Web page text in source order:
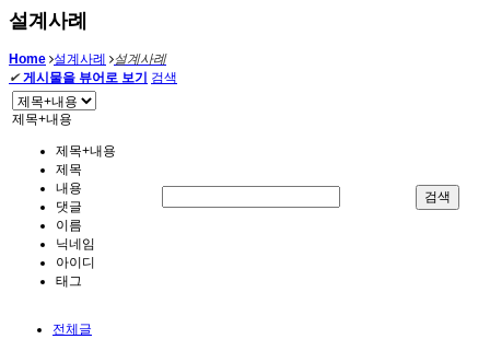
설계사례
Home 설계사례
설계사례
✔ 게시물을 뷰어로 보기 검색
제목+내용
제목+내용
제목
내용
댓글
이름
닉네임
아이디
태그
검색
전체글